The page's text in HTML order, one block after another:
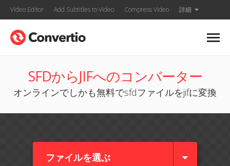
Video Editor Add Subtitles to Video Compress Video 詳細
SFDからJIFへのコンバーター
オンラインでしかも無料でsfdファイルをjifに変換
ファイルを選ぶ